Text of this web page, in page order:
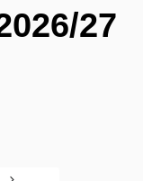
27